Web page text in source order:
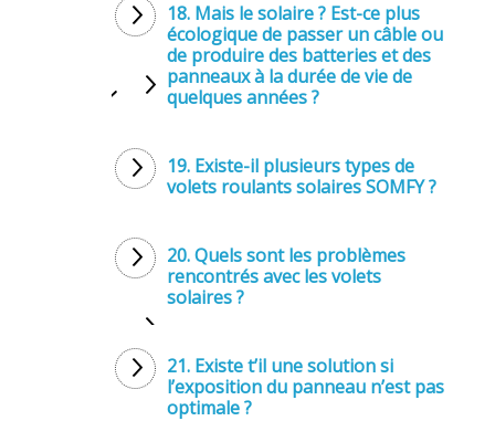
18. Mais le solaire ? Est-ce plus
écologique de passer un câble ou
de produire des batteries et des
panneaux à la durée de vie de
quelques années ?
19. Existe-il plusieurs types de
volets roulants solaires SOMFY ?
20. Quels sont les problèmes
rencontrés avec les volets
solaires ?
21. Existe t’il une solution si
l’exposition du panneau n’est pas
optimale ?